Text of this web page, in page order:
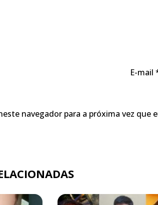
E-mail
navegador para a próxima vez que